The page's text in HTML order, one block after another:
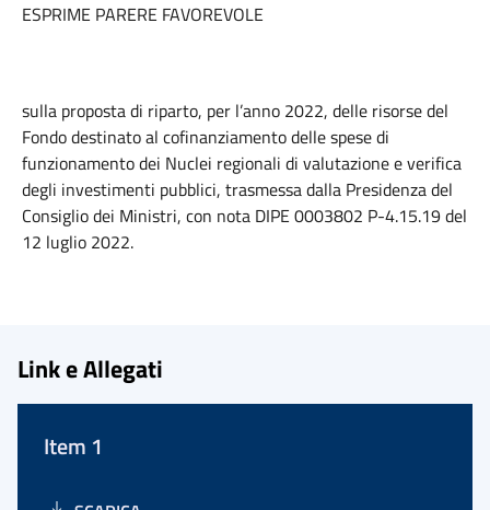
ESPRIME PARERE FAVOREVOLE
sulla proposta di riparto, per l’anno 2022, delle risorse del
Fondo destinato al cofinanziamento delle spese di
funzionamento dei Nuclei regionali di valutazione e verifica
degli investimenti pubblici, trasmessa dalla Presidenza del
Consiglio dei Ministri, con nota DIPE 0003802 P-4.15.19 del
12 luglio 2022.
Link e Allegati
Item 1